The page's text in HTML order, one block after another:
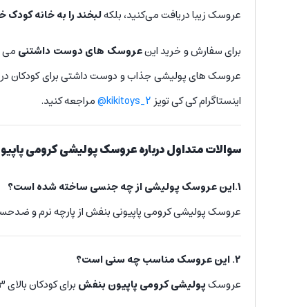
عروسک زیبا دریافت می‌کنید، بلکهلبخند را به خانه
برای سفارش و خرید اینعروسک های دوست داشتنیمی
عروسک های پولیشی جذاب و دوست داشتی برای کودکان
اینستاگرام کی کی تویز kikitoys_2@ مراجعه کنید.
سوالات متداول درباره عروسک پولیشی کرومی
۱.این عروسک پولیشی از چه جنسی ساخته شده است؟
عروسک پولیشی کرومی پاپیونی بنفش از پارچه نرم و
۲. این عروسک مناسب چه سنی است؟
عروسکپولیشی کرومی پاپیون بنفش برای کودکان بالای ۳ سال، نوجوانان و حتی بزرگسالان علاقه‌مند به عروسک‌های کلکسیونی مناسب است.